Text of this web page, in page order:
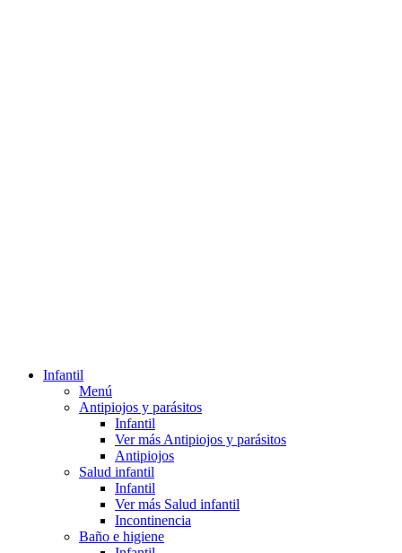
Infantil
Menú
Antipiojos y parásitos
Infantil
Ver más Antipiojos y parásitos
Antipiojos
Salud infantil
Infantil
Ver más Salud infantil
Incontinencia
Baño e higiene